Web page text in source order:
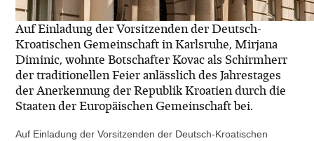
Auf Einladung der Vorsitzenden der Deutsch-
Kroatischen Gemeinschaft in Karlsruhe, Mirjana
Diminic, wohnte Botschafter Kovac als Schirmherr
der traditionellen Feier anlässlich des Jahrestages
der Anerkennung der Republik Kroatien durch die
Staaten der Europäischen Gemeinschaft bei.
Auf Einladung der Vorsitzenden der Deutsch-Kroatischen